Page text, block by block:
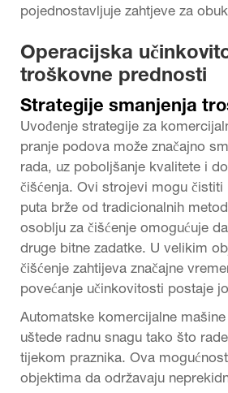
pojednostavljuje zahtjeve za
Operacijska
troškovne prednosti
Strategije smanjenja
Uvođenje strategije za
pranje podova može značajno
rada, uz poboljšanje kvalitete i
čišćenja. Ovi strojevi mogu čistiti
puta brže od tradicionalnih
osoblju za čišćenje omogućuje
druge bitne zadatke. U velikim
čišćenje zahtijeva značajne
povećanje učinkovitosti postaje
Automatske komercijalne
uštede radnu snagu tako što
tijekom praznika. Ova
objektima da održavaju